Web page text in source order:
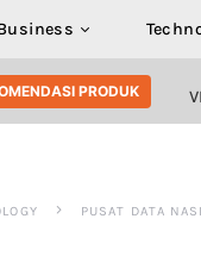
PRODUK
PUSAT DATA